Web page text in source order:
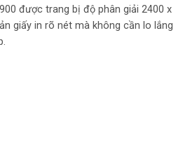
được trang bị độ phân giải 2400 x
giấy in rõ nét mà không cần lo lắng